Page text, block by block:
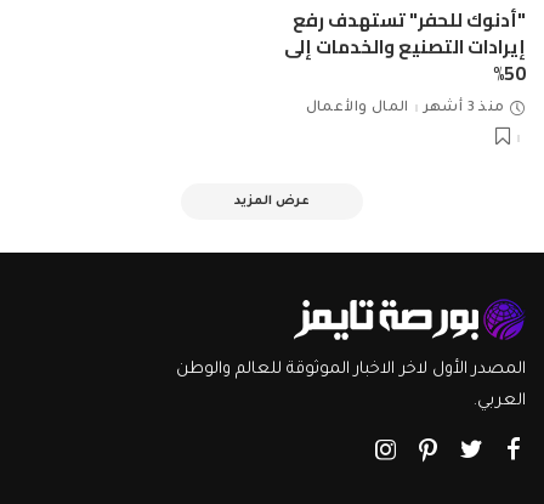
"أدنوك للحفر" تستهدف رفع
إيرادات التصنيع والخدمات إلى
50%
منذ 3 أشهر المال والأعمال
عرض المزيد
المصدر الأول لاخر الاخبار الموثوقة للعالم والوطن
العربي.